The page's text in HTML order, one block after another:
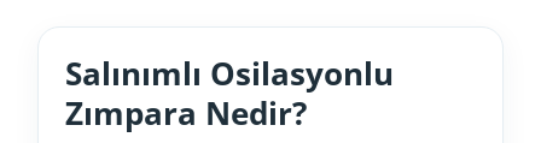
Salınımlı Osilasyonlu
Zımpara Nedir?